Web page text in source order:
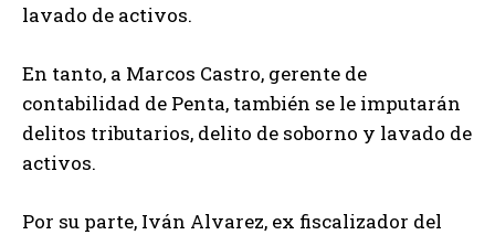
lavado de activos.
En tanto, a Marcos Castro, gerente de
contabilidad de Penta, también se le imputarán
delitos tributarios, delito de soborno y lavado de
activos.
Por su parte, Iván Alvarez, ex fiscalizador del